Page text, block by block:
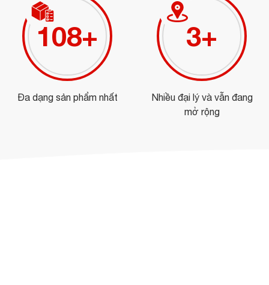
125+
Đa dạng sản phẩm nhất
3+
Nhiều đại lý và vẫn đang
mở rộng